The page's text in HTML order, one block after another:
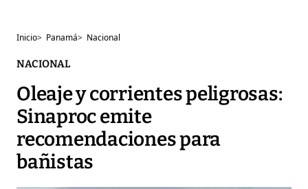
Inicio> Panamá> Nacional
NACIONAL
Oleaje y corrientes peligrosas:
Sinaproc emite
recomendaciones para
bañistas